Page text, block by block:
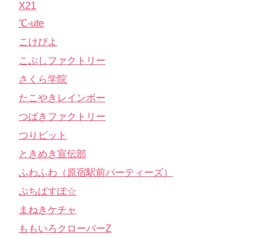
X21
℃-ute
こけぴよ
こぶしファクトリー
さくら学院
たこやきレインボー
つばきファクトリー
つりビット
ときめき宣伝部
ふわふわ（原宿駅前パーティーズ）
ぷちぱすぽ☆
まねきケチャ
ももいろクローバーZ